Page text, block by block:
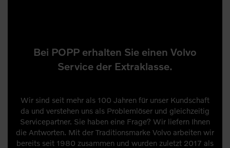
Bei POPP erhalten Sie einen Volvo
Service der Extraklasse.
Wir sind seit mehr als 100 Jahren für unser Kundschaft
da und verstehen uns als Problemlöser und gleichzeitig
Servicepartner. Sie haben eine Frage? Wir liefern Ihnen
die Antworten. Mit der Traditionsmarke Volvo arbeiten wir
bereits seit 1980 zusammen und wurden zuletzt 2017 als